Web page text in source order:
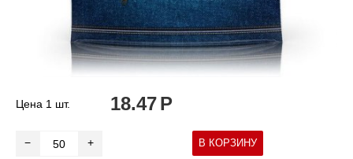
Цена 1 шт. 18.47Р
+
− В КОРЗИНУ